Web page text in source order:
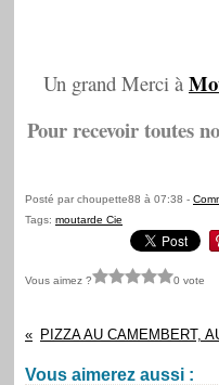
Un grand Merci à
Pour recevoir toutes
Posté par choupette88 à 07:38 -
Tags: moutarde Cie
Vous aimez ? 0 vote
Vous aimerez aussi :